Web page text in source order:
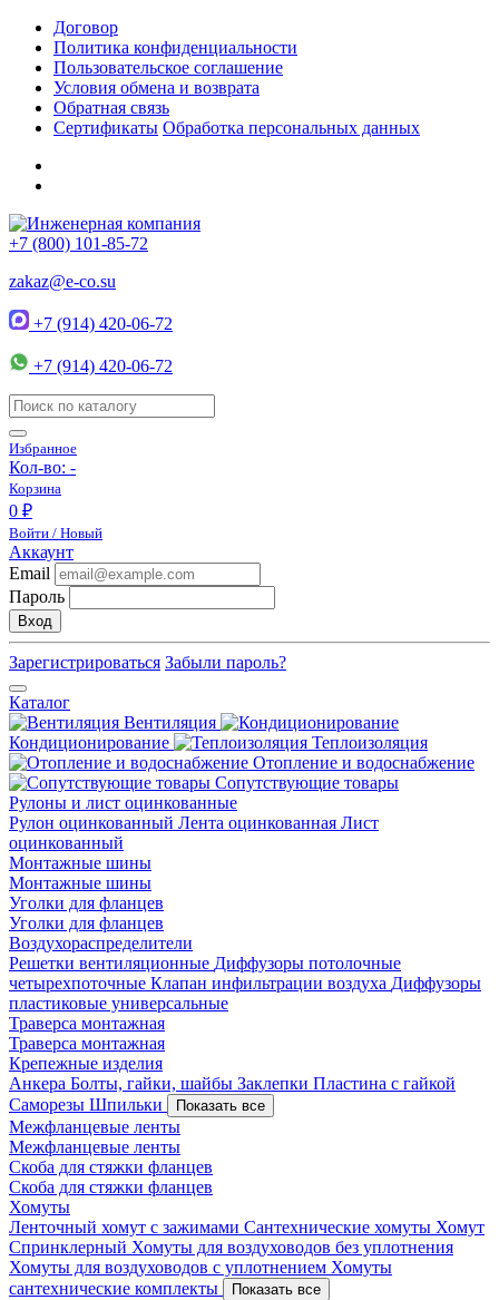
Договор
Политика конфиденциальности
Пользовательское соглашение
Условия обмена и возврата
Обратная связь
Сертификаты Обработка персональных данных
+7 (800) 101-85-72
zakaz@e-co.su
+7 (914) 420-06-72
+7 (914) 420-06-72
Избранное
Кол-во: -
Корзина
0 ₽
Войти / Новый
Аккаунт
Email
Пароль
Вход
Зарегистрироваться Забыли пароль?
Каталог
Вентиляция
Кондиционирование
Теплоизоляция
Отопление и водоснабжение
Сопутствующие товары
Рулоны и лист оцинкованные
Рулон оцинкованный Лента оцинкованная Лист
оцинкованный
Монтажные шины
Монтажные шины
Уголки для фланцев
Уголки для фланцев
Воздухораспределители
Решетки вентиляционные Диффузоры потолочные
четырехпоточные Клапан инфильтрации воздуха Диффузоры
пластиковые универсальные
Траверса монтажная
Траверса монтажная
Крепежные изделия
Анкера Болты, гайки, шайбы Заклепки Пластина с гайкой
Саморезы Шпильки Показать все
Межфланцевые ленты
Межфланцевые ленты
Скоба для стяжки фланцев
Скоба для стяжки фланцев
Хомуты
Ленточный хомут с зажимами Сантехнические хомуты Хомут
Спринклерный Хомуты для воздуховодов без уплотнения
Хомуты для воздуховодов с уплотнением Хомуты
сантехнические комплекты
Показать все